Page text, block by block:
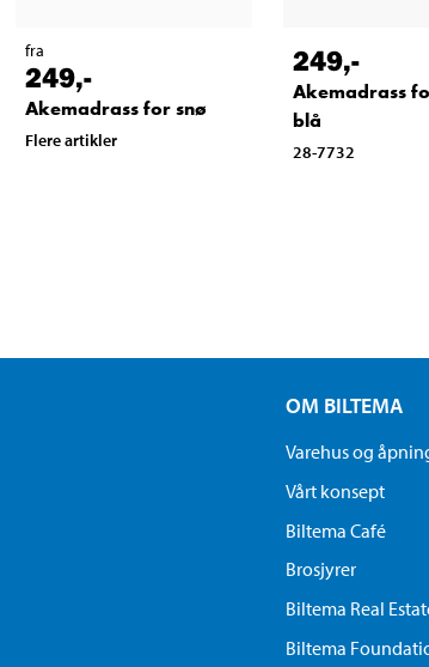
fra
249,-
Akemadrass for snø
Flere artikler
249,-
Akemadrass
blå
28-7732
OM BILTEMA
Varehus og
Vårt konsept
Biltema Café
Brosjyrer
Biltema Real
Biltema